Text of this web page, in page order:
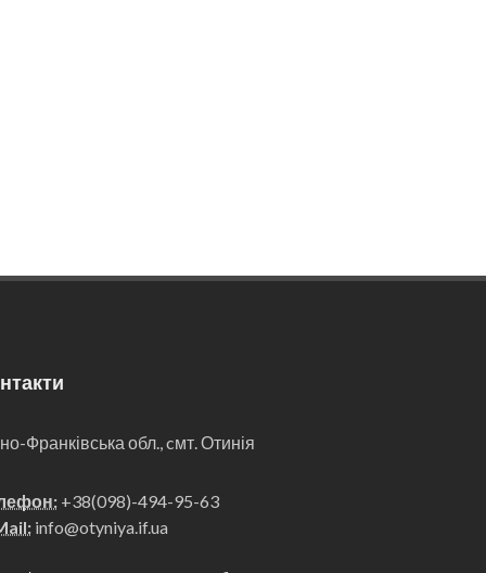
Франківська обл., cмт. Отинія
+38(098)-494-95-63
info@otyniya.if.ua